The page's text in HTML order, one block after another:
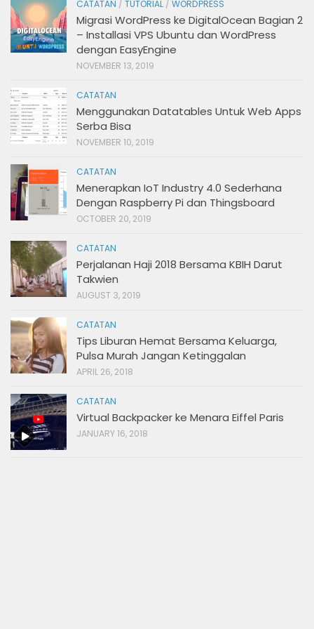
CATATAN / TUTORIAL / WORDPRESS
Migrasi WordPress ke DigitalOcean Bagian 2
– Installasi VPS Ubuntu dan WordPress
dengan EasyEngine
NOVEMBER 13, 2019
CATATAN
Menggunakan Datatables Untuk Web Apps
Serba Bisa
NOVEMBER 10, 2019
CATATAN
Menerapkan IoT Industry 4.0 Sederhana
Dengan Raspberry Pi dan Thingsboard
OCTOBER 20, 2019
CATATAN
Perjalanan Haji 2018 Bersama KBIH Darut
Takwien
AUGUST 3, 2019
CATATAN
Tips Liburan Hemat Bersama Keluarga,
Pulsa Murah Jangan Ketinggalan
APRIL 26, 2018
CATATAN
Virtual Backpacker ke Menara Eiffel Paris
JANUARY 16, 2018